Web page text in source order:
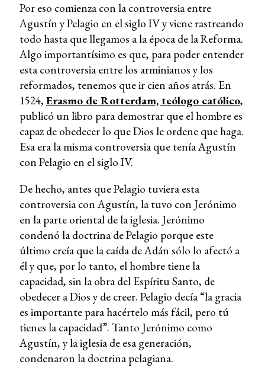
Por eso comienza con la controversia entre
Agustín y Pelagio en el siglo IV y viene rastreando
todo hasta que llegamos a la época de la Reforma.
Algo importantísimo es que, para poder entender
esta controversia entre los arminianos y los
reformados, tenemos que ir cien años atrás. En
1524, Erasmo de Rotterdam, teólogo católico,
publicó un libro para demostrar que el hombre es
capaz de obedecer lo que Dios le ordene que haga.
Esa era la misma controversia que tenía Agustín
con Pelagio en el siglo IV.
De hecho, antes que Pelagio tuviera esta
controversia con Agustín, la tuvo con Jerónimo
en la parte oriental de la iglesia. Jerónimo
condenó la doctrina de Pelagio porque este
último creía que la caída de Adán sólo lo afectó a
él y que, por lo tanto, el hombre tiene la
capacidad, sin la obra del Espíritu Santo, de
obedecer a Dios y de creer. Pelagio decía “la gracia
es importante para hacértelo más fácil, pero tú
tienes la capacidad”. Tanto Jerónimo como
Agustín, y la iglesia de esa generación,
condenaron la doctrina pelagiana.